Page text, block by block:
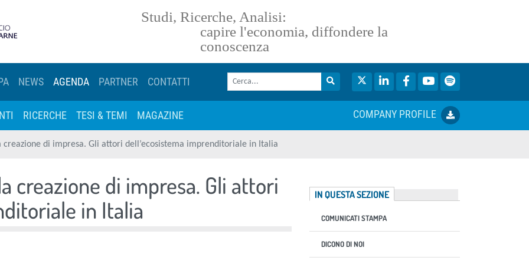
Studi, Ricerche, Analisi:
capire l'economia, diffondere la
conoscenza
NEWS AGENDA PARTNER CONTATTI
Cerca nel sito
Twitter LinkedIn FacebookYouTube
RICERCHE TESI & TEMI MAGAZINE COMPANY PROFILE
creazione di impresa. Gli attori dell’ecosistema imprenditoriale in Italia
creazione di impresa. Gli attori
in Italia
IN QUESTA SEZIONE
COMUNICATI STAMPA
DICONO DI NOI